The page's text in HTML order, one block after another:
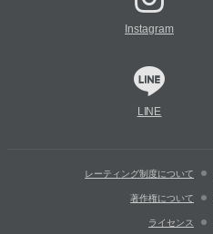
Instagram
LINE
レーティング制度について
著作権について
ライセンス